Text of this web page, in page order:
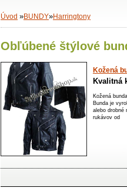
Úvod »BUNDY»Harringtony
Obľúbené štýlové
Bunda
Klasická
slúžiaca
predné
na